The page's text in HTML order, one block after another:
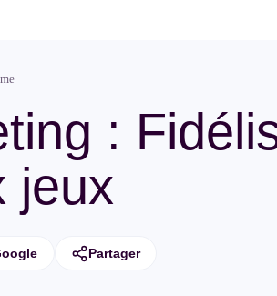
:
jeux
Partager